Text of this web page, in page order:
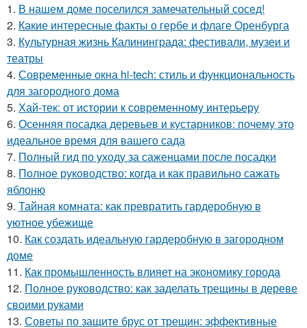
1. В нашем доме поселился замечательный сосед!
2. Какие интересные факты о гербе и флаге Оренбурга
3. Культурная жизнь Калининграда: фестивали, музеи и
театры
4. Современные окна hi-tech: стиль и функциональность
для загородного дома
5. Хай-тек: от истории к современному интерьеру
6. Осенняя посадка деревьев и кустарников: почему это
идеальное время для вашего сада
7. Полный гид по уходу за саженцами после посадки
8. Полное руководство: когда и как правильно сажать
яблоню
9. Тайная комната: как превратить гардеробную в
уютное убежище
10. Как создать идеальную гардеробную в загородном
доме
11. Как промышленность влияет на экономику города
12. Полное руководство: как заделать трещины в дереве
своими руками
13. Советы по защите брус от трещин: эффективные